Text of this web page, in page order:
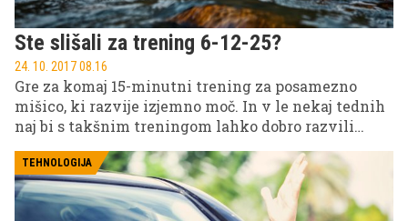
Ste slišali za trening 6-12-25?
24. 10. 2017 08.16
Gre za komaj 15-minutni trening za posamezno
mišico, ki razvije izjemno moč. In v le nekaj tednih
naj bi s takšnim treningom lahko dobro razvili
TEHNOLOGIJA